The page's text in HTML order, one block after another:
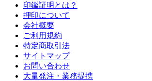
印鑑証明とは？
押印について
会社概要
ご利用規約
特定商取引法
サイトマップ
お問い合わせ
大量発注・業務提携